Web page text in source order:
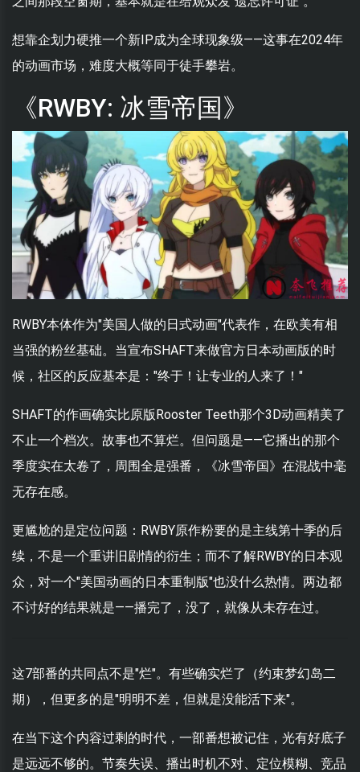
想靠企划力硬推一个新IP成为全球现象级——这事在2024年
的动画市场，难度大概等同于徒手攀岩。
《RWBY: 冰雪帝国》
RWBY本体作为"美国人做的日式动画"代表作，在欧美有相
当强的粉丝基础。当宣布SHAFT来做官方日本动画版的时
候，社区的反应基本是："终于！让专业的人来了！"
SHAFT的作画确实比原版Rooster Teeth那个3D动画精美了
不止一个档次。故事也不算烂。但问题是——它播出的那个
季度实在太卷了，周围全是强番，《冰雪帝国》在混战中毫
无存在感。
更尴尬的是定位问题：RWBY原作粉要的是主线第十季的后
续，不是一个重讲旧剧情的衍生；而不了解RWBY的日本观
众，对一个"美国动画的日本重制版"也没什么热情。两边都
不讨好的结果就是——播完了，没了，就像从未存在过。
这7部番的共同点不是"烂"。有些确实烂了（约束梦幻岛二
期），但更多的是"明明不差，但就是没能活下来"。
在当下这个内容过剩的时代，一部番想被记住，光有好底子
是远远不够的。节奏失误、播出时机不对、定位模糊、竞品